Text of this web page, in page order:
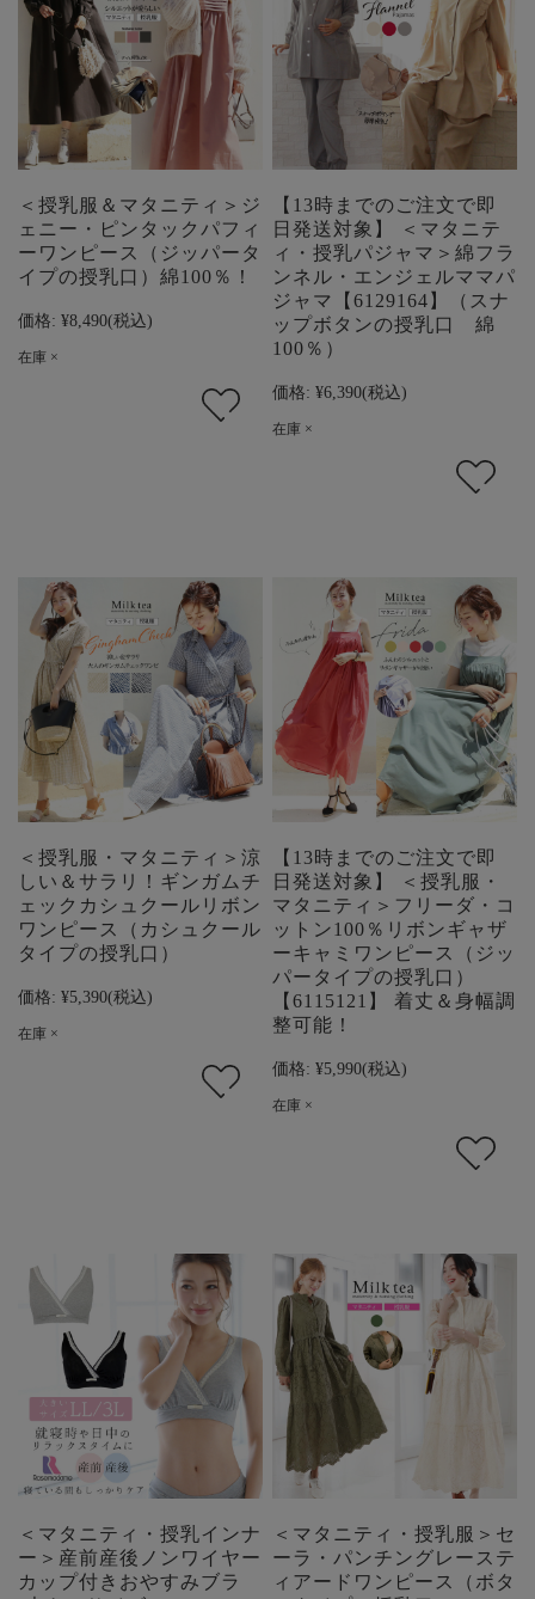
＜授乳服＆マタニティ＞ジ
ェニー・ピンタックパフィ
ーワンピース（ジッパータ
イプの授乳口）綿100％！
価格: ¥8,490(税込)
在庫 ×
【13時までのご注文で即
日発送対象】 ＜マタニテ
ィ・授乳パジャマ＞綿フラ
ンネル・エンジェルママパ
ジャマ【6129164】（スナ
ップボタンの授乳口 綿
100％）
価格: ¥6,390(税込)
在庫 ×
＜授乳服・マタニティ＞涼
しい＆サラリ！ギンガムチ
ェックカシュクールリボン
ワンピース（カシュクール
タイプの授乳口）
価格: ¥5,390(税込)
在庫 ×
【13時までのご注文で即
日発送対象】 ＜授乳服・
マタニティ＞フリーダ・コ
ットン100％リボンギャザ
ーキャミワンピース（ジッ
パータイプの授乳口）
【6115121】 着丈＆身幅調
整可能！
価格: ¥5,990(税込)
在庫 ×
＜マタニティ・授乳インナ
ー＞産前産後ノンワイヤー
カップ付きおやすみブラ
＜マタニティ・授乳服＞セ
ーラ・パンチングレーステ
ィアードワンピース（ボタ